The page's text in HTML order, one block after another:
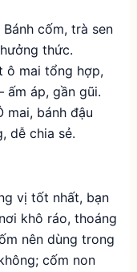
Bánh cốm, trà sen
thức.
ô mai tổng hợp,
ấm áp, gần gũi.
mai, bánh đậu
dễ chia sẻ.
vị tốt nhất, bạn
khô ráo, thoáng
nên dùng trong
cốm non